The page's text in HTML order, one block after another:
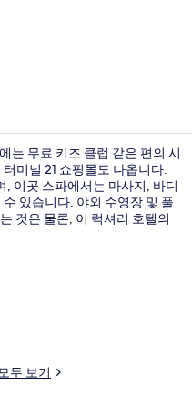
는 무료 키즈 클럽 같은 편의 시
미널 21 쇼핑몰도 나옵니다.
이곳 스파에서는 마사지, 바디
있습니다. 야외 수영장 및 풀
것은 물론, 이 럭셔리 호텔의
하기도 편리해서 많은 분들이
Sukhumvit 역에 가실 수 있어
두 보기